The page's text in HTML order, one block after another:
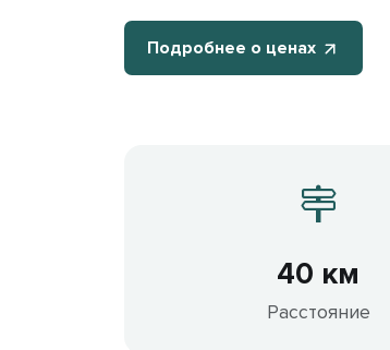
Подробнее о ценах
40 км
Расстояние